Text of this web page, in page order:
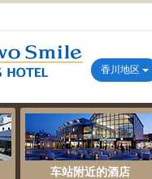
香川地区
车站附近的酒店